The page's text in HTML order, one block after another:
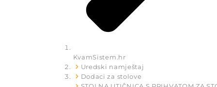
KvamSistem.hr
Uredski namještaj
Dodaci za stolove